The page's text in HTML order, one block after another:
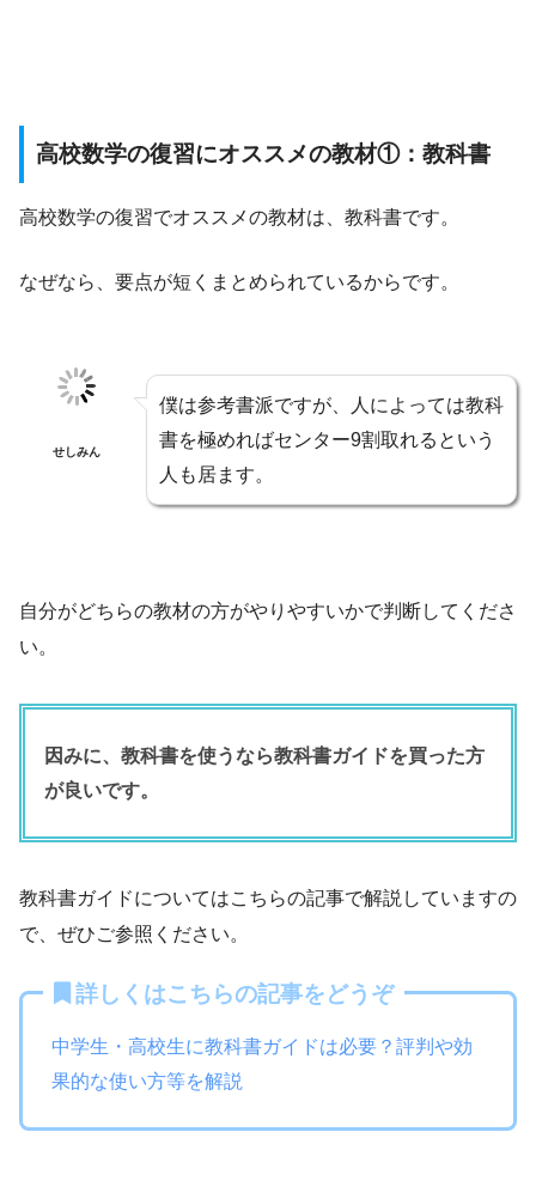
高校数学の復習にオススメの教材①：教科書
高校数学の復習でオススメの教材は、教科書です。
なぜなら、要点が短くまとめられているからです。
せしみん
僕は参考書派ですが、人によっては教科
書を極めればセンター9割取れるという
人も居ます。
自分がどちらの教材の方がやりやすいかで判断してくださ
い。
因みに、教科書を使うなら教科書ガイドを買った方
が良いです。
教科書ガイドについてはこちらの記事で解説していますの
で、ぜひご参照ください。
詳しくはこちらの記事をどうぞ
中学生・高校生に教科書ガイドは必要？評判や効
果的な使い方等を解説